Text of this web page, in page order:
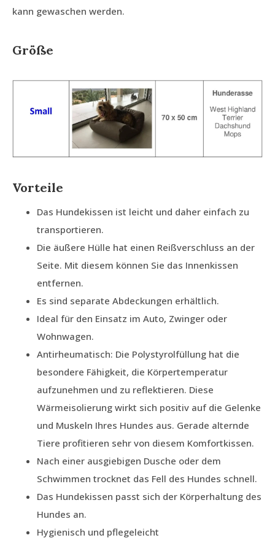
kann gewaschen werden.
Größe
Vorteile
Das Hundekissen ist leicht und daher einfach zu
transportieren.
Die äußere Hülle hat einen Reißverschluss an der
Seite. Mit diesem können Sie das Innenkissen
entfernen.
Es sind separate Abdeckungen erhältlich.
Ideal für den Einsatz im Auto, Zwinger oder
Wohnwagen.
Antirheumatisch: Die Polystyrolfüllung hat die
besondere Fähigkeit, die Körpertemperatur
aufzunehmen und zu reflektieren. Diese
Wärmeisolierung wirkt sich positiv auf die Gelenke
und Muskeln Ihres Hundes aus. Gerade alternde
Tiere profitieren sehr von diesem Komfortkissen.
Nach einer ausgiebigen Dusche oder dem
Schwimmen trocknet das Fell des Hundes schnell.
Das Hundekissen passt sich der Körperhaltung des
Hundes an.
Hygienisch und pflegeleicht